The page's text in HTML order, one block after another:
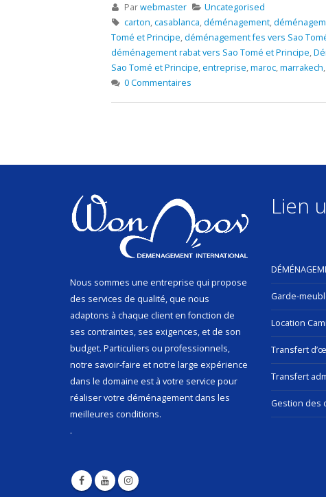
Parwebmaster
Uncategorised
carton,casablanca,déménagement,
Tomé et Principe,déménagement fes vers Sao
déménagement rabat vers Sao Tomé et Principe,
Sao Tomé et Principe,entreprise,maroc,marrakech,
0 Commentaires
Nous sommes une entreprise qui propose
des services de qualité, que nous
adaptons à chaque client en fonction de
ses contraintes, ses exigences, et de son
budget. Particuliers ou professionnels,
notre savoir-faire et notre large expérience
dans le domaine est à votre service pour
réaliser votre déménagement dans les
meilleures conditions.
.
Lien
Garde-
Location
Transfert
Transfert
Gestion des